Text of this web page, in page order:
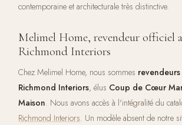
contemporaine et architecturale très distinctive.
Melimel Home, revendeur officiel
Richmond Interiors
Chez Melimel Home, nous sommes
Richmond Interiors, élus Coup de Cœur
Maison. Nous avons accès à l'intégralité du
Richmond Interiors. Un modèle absent de notre